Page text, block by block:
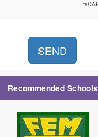
Recommended Schools